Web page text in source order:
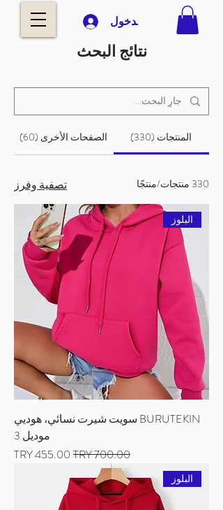
تسجيل الدخول
نتائج البحث
المنتجات (330) الصفحات الأخرى (60)
330 منتجات/منتجًا تصفية وفرز
البلوز
BURUTEKIN سويت شيرت نسائي، هوديي
موديل 3
سعر عادي
سعر البيع
البلوز